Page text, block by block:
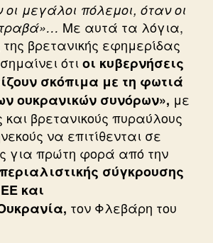
οι μεγάλοι πόλεμοι, όταν οι
Με αυτά τα λόγια,
βρετανικής εφημερίδας
ότιοι κυβερνήσεις
σκόπιμα με τη φωτιά
ουκρανικών συνόρων», με
και βρετανικούς πυραύλους
να επιτίθενται σε
για πρώτη φορά από την
σύγκρουσης
και
τον Φλεβάρη του